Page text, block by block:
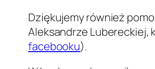
Dziękujemy również
Aleksandrze Lubereckiej,
facebooku).